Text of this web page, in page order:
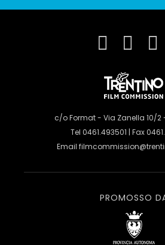
c/o Format - Via Zanella 10/2
Tel 0461.493501 | Fax
Email
PROMOSSO